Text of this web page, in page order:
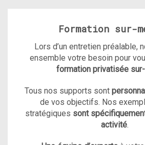
Formation sur-
Lors d’un entretien préalable,
ensemble votre besoin pour
formation privatisée
Tous nos supports sont
de vos objectifs. Nos
stratégiques sont
activité.